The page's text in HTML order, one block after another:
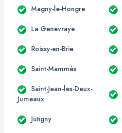
Magny-le-Hongre
La Genevraye
Roissy-en-Brie
Saint-Mammès
Saint-Jean-les-Deux-
Jumeaux
Jutigny